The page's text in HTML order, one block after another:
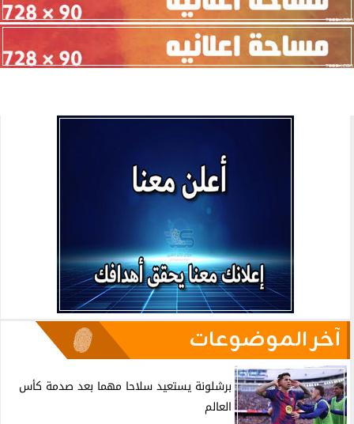
آخر الموضوعات
برشلونة يستعيد سلاحا مهما بعد صدمة كأس
العالم